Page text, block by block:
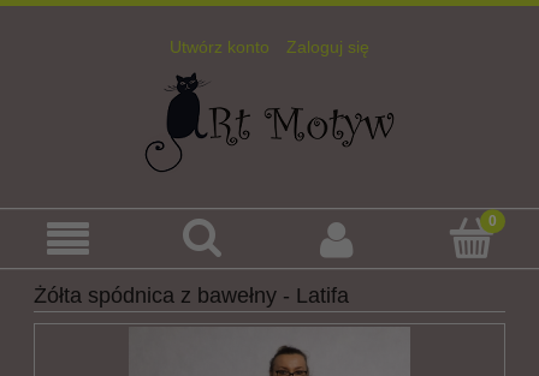
Utwórz konto Zaloguj się
Żółta spódnica z bawełny - Latifa